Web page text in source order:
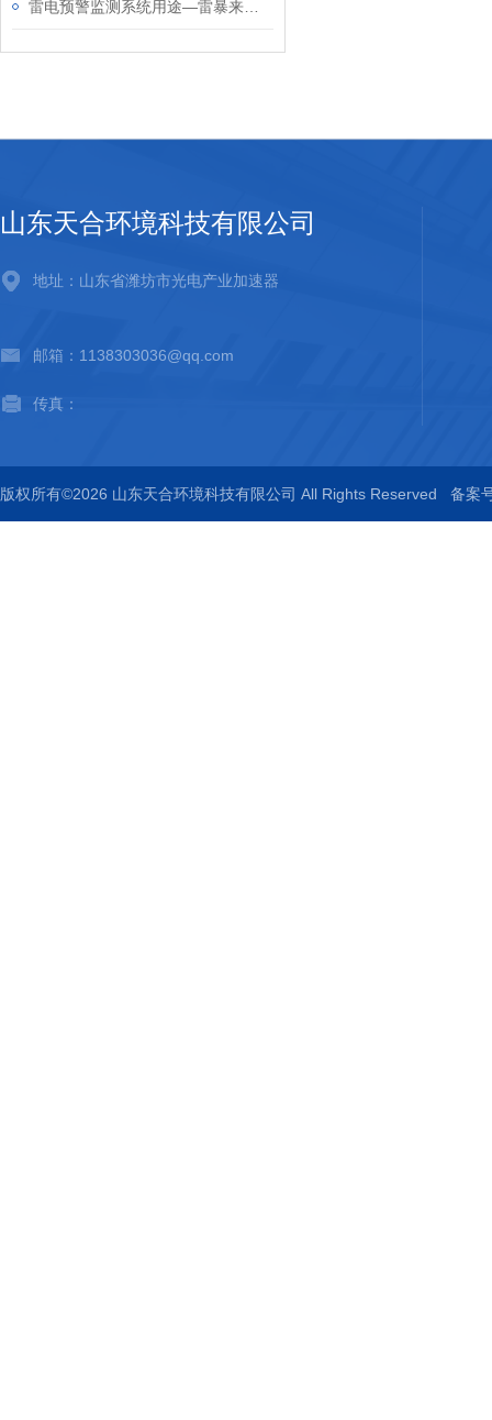
山东天合环境科技有限公司
地址：山东省潍坊市光电产业加速器
邮箱：1138303036@qq.com
传真：
版权所有©2026 山东天合环境科技有限公司 All Rights Reserved 备案